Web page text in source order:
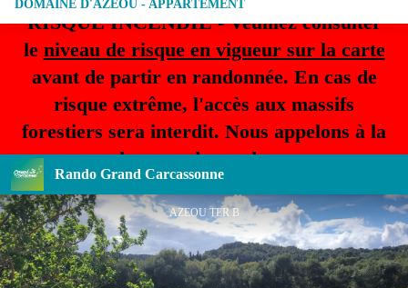
RISQUE INCENDIE - Veuillez consulter
le niveau de risque en vigueur sur la carte
avant de partir en randonnée. En cas de
risque extrême, l'accès aux massifs
forestiers sera interdit. Nous appelons à la
plus grande prudence.
Rando Grand Carcassonne
DOMAINE D'AZEOU - APPARTEMENT
AZEOU TER B